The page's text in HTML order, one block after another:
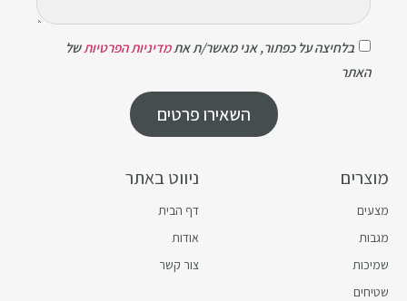
ניווט באתר
דף הבית
אודות
צור קשר
מוצרים
מצעים
מגבות
שמיכות
שטיחים
בלחיצה על כפתור, אני מאשר/ת אתמדיניות הפרטיותשל
האתר
השאירו פרטים